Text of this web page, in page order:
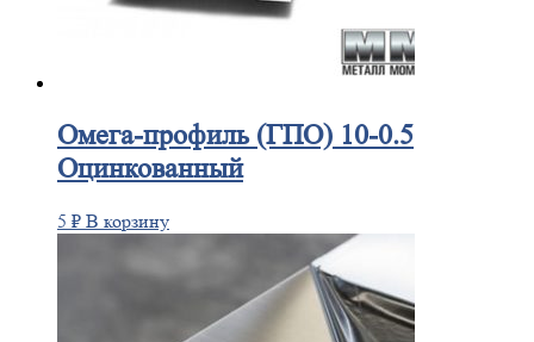
Омега-профиль(ГПО) 10-0.5
Оцинкованный
5 ₽ В корзину